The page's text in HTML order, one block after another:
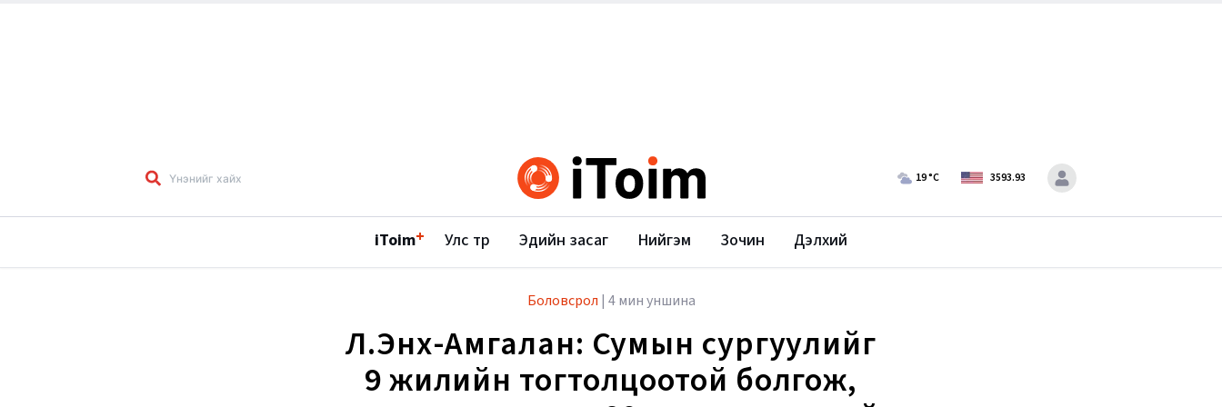
19°C 3593.93
iToim+ Улс төр Эдийн засаг Нийгэм Зочин Дэлхий
Боловсрол | 4 мин уншина
Л.Энх-Амгалан: Сумын сургуулийг
9 жилийн тогтолцоотой болгож,